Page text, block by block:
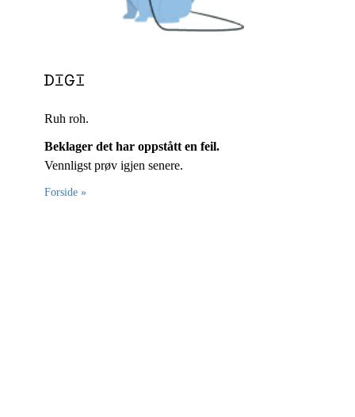
Ruh roh.
Beklager det har oppstått en feil.
Vennligst prøv igjen senere.
Forside »